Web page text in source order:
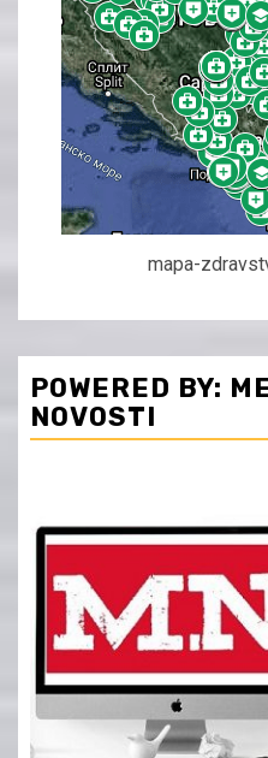
mapa-
POWERED BY:
NOVOSTI